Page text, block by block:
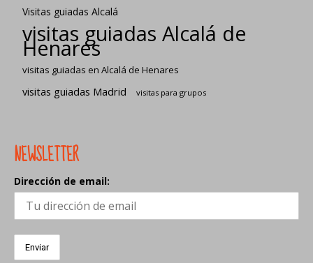
Visitas guiadas Alcalá
visitas guiadas Alcalá de
Henares
visitas guiadas en Alcalá de Henares
visitas guiadas Madrid visitas para grupos
NEWSLETTER
Dirección de email: